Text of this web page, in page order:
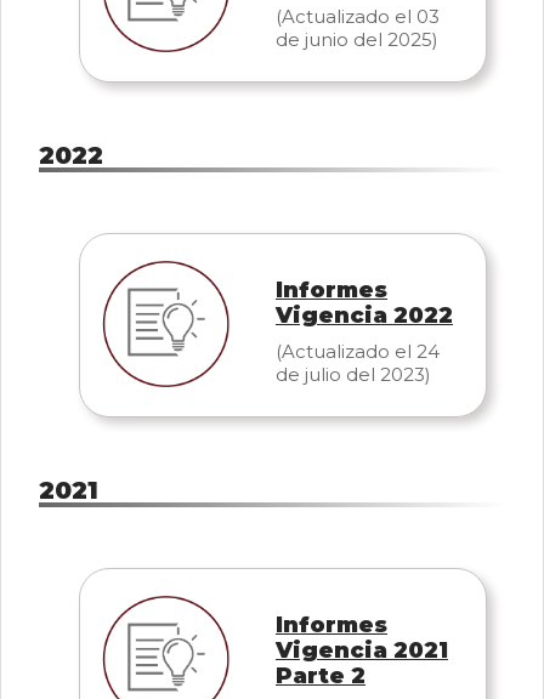
(Actualizado el 03
de junio del 2025)
2022
Informes
Vigencia 2022
(Actualizado el 24
de julio del 2023)
2021
Informes
Vigencia 2021
Parte 2